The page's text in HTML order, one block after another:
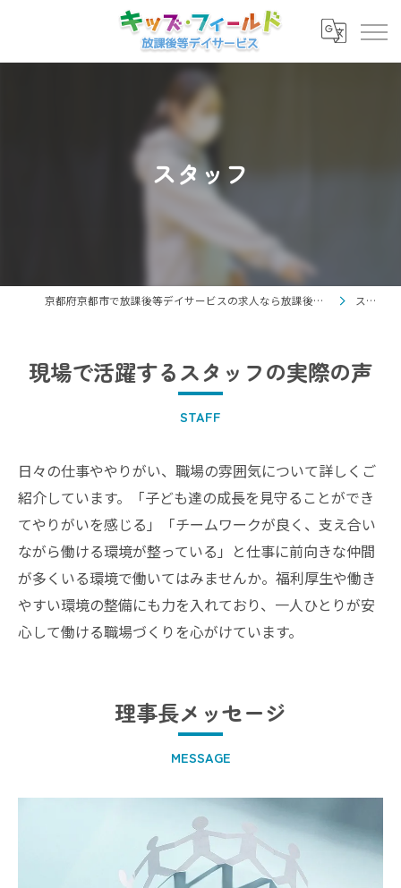
スタッフ
京都府京都市で放課後等デイサービスの求人なら放課後等デイサービス キッズ・フィールド スタッフ
現場で活躍するスタッフの実際の声
STAFF
日々の仕事ややりがい、職場の雰囲気について詳しくご
紹介しています。「子ども達の成長を見守ることができ
てやりがいを感じる」「チームワークが良く、支え合い
ながら働ける環境が整っている」と仕事に前向きな仲間
が多くいる環境で働いてはみませんか。福利厚生や働き
やすい環境の整備にも力を入れており、一人ひとりが安
心して働ける職場づくりを心がけています。
理事長メッセージ
MESSAGE